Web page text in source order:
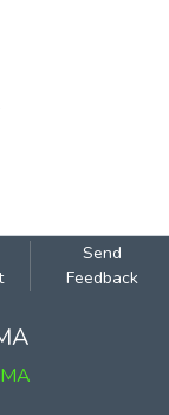
Send
Feedback